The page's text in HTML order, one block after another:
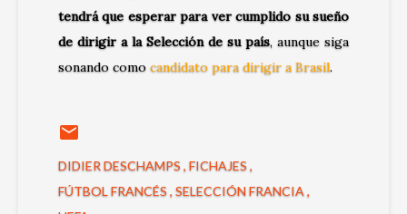
tendrá que esperar para ver cumplido su sueño
de dirigir a la Selección de su país, aunque siga
sonando como candidato para dirigir a Brasil.
DIDIER DESCHAMPS FICHAJES
FÚTBOL FRANCÉS SELECCIÓN FRANCIA